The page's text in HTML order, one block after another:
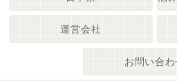
運営会社
お問い合わ